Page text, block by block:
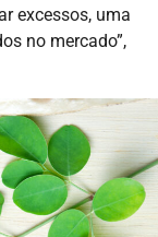
excessos, uma
no mercado”,